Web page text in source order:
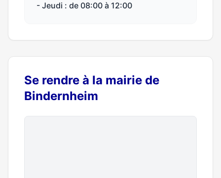
- Jeudi : de 08:00 à 12:00
Se rendre à la mairie de
Bindernheim